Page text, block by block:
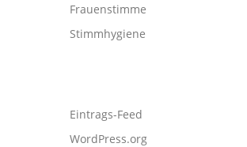
Frauenstimme
Stimmhygiene
Eintrags-Feed
WordPress.org